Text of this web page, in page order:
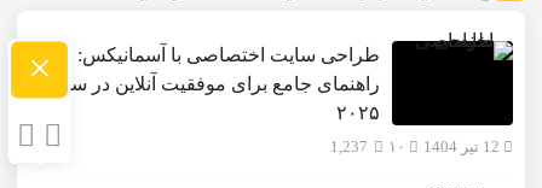
طراحی سایت اختصاصی با آسمانیکس:
راهنمای جامع برای موفقیت آنلاین در سال
۲۰۲۵
12 تیر 1404 1,237
×